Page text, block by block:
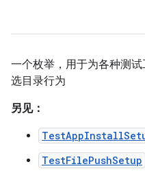
一个枚举，用于为各种测
选目录行为
另见：
TestFilePushSetup